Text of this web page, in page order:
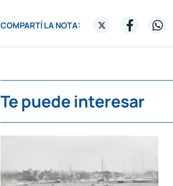
COMPARTÍ LA NOTA:
Te puede interesar